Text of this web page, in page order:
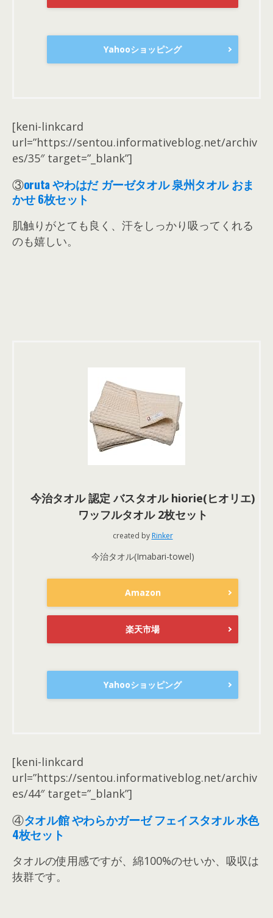
Yahooショッピング
[keni-linkcard
url=”https://sentou.informativeblog.net/archiv
es/35″ target=”_blank”]
③oruta やわはだ ガーゼタオル 泉州タオル おま
かせ 6枚セット
肌触りがとても良く、汗をしっかり吸ってくれる
のも嬉しい。
今治タオル 認定 バスタオル hiorie(ヒオリエ)
ワッフルタオル 2枚セット
created by Rinker
今治タオル(Imabari-towel)
Amazon
楽天市場
Yahooショッピング
[keni-linkcard
url=”https://sentou.informativeblog.net/archiv
es/44″ target=”_blank”]
④タオル館 やわらかガーゼ フェイスタオル 水色
4枚セット
タオルの使用感ですが、綿100%のせいか、吸収は
抜群です。